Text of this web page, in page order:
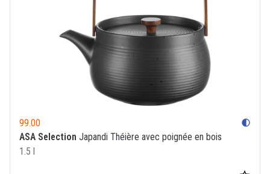
99.00 contrast
ASA Selection Japandi Théière avec poignée en bois
1.5 l